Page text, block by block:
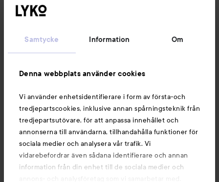
Samtycke Information Om
Denna webbplats använder cookies
Vi använder enhetsidentifierare i form av första-och
tredjepartscookies, inklusive annan spårningsteknik från
tredjepartsutövare, för att anpassa innehållet och
annonserna till användarna, tillhandahålla funktioner för
sociala medier och analysera vår trafik. Vi
vidarebefordrar även sådana identifierare och annan
information från din enhet till de sociala medier och
annons- och analysföretag som vi samarbetar med.
Du kanske också gillar